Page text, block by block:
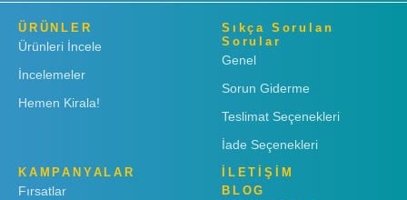
ÜRÜNLER
Ürünleri İncele
İncelemeler
Hemen Kirala!
Sıkça Sorulan
Sorular
Genel
Sorun Giderme
Teslimat Seçenekleri
İade Seçenekleri
KAMPANYALAR
Fırsatlar
İLETİŞİM
BLOG